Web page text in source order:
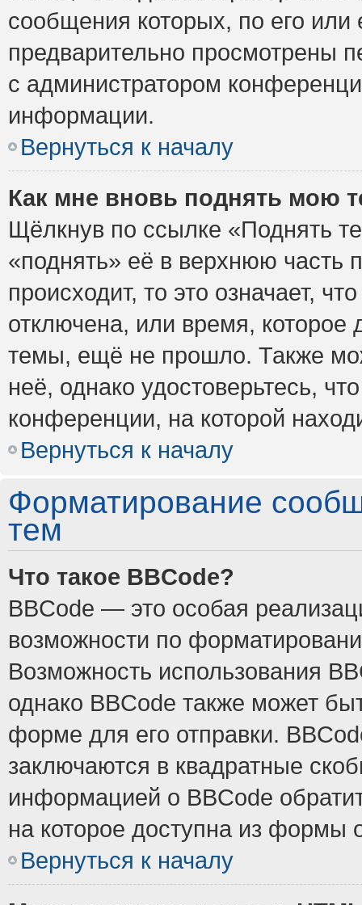
сообщения которых, по его
предварительно просмотрены
с администратором
информации.
Вернуться к началу
Как мне вновь поднять мою
Щёлкнув по ссылке «Поднять
«поднять» её в верхнюю часть
происходит, то это означает,
отключена, или время, которое
темы, ещё не прошло. Также
неё, однако удостоверьтесь,
конференции, на которой
Вернуться к началу
Форматирование
тем
Что такое BBCode?
BBCode — это особая
возможности по
Возможность использования
однако BBCode также может
форме для его отправки.
заключаются в квадратные
информацией о BBCode
на которое доступна из формы
Вернуться к началу